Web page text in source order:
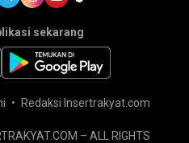
sekarang
Redaksi Insertrakyat.com
– ALL RIGHTS